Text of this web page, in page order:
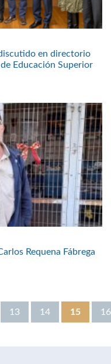
en directorio
Educación Superior
Requena Fábrega
13 14 15
16